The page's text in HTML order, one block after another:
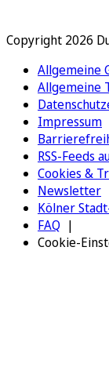
Copyright 2026
Allgemeine
Allgemeine
Impressum
RSS-Feeds
Cookies &
Newsletter
Kölner
FAQ
Cookie-